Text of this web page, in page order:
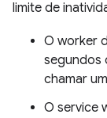
limite de
O worker
segundos
chamar
O service